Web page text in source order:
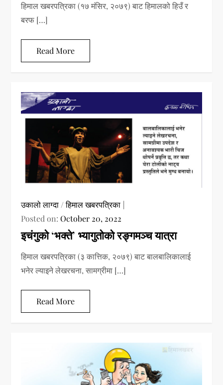
हिमाल खबरपत्रिका (१७ मंसिर, २०७९) बाट हिमालको हिउँ र
बरफ […]
Read More
उकालो लाग्दा /हिमाल खबरपत्रिका
Posted on:October 20, 2022
इचंगुको ‘भक्ते’ भ्यागुतोको रङ्गमञ्च यात्रा
हिमाल खबरपत्रिका (३ कात्तिक, २०७९) बाट बालबालिकालाई
भनेर ल्याइने लेखरचना, सामग्रीमा […]
Read More